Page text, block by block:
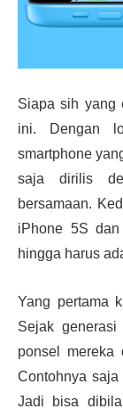
Siapa sih yang
ini. Dengan
smartphone
saja dirilis
bersamaan.
iPhone 5S
hingga harus
Yang pertama
Sejak generasi
ponsel mereka
Contohnya
Jadi bisa